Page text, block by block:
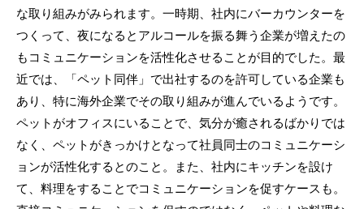
な取り組みがみられます。一時期、社内にバーカウンターを
つくって、夜になるとアルコールを振る舞う企業が増えたの
もコミュニケーションを活性化させることが目的でした。最
近では、「ペット同伴」で出社するのを許可している企業も
あり、特に海外企業でその取り組みが進んでいるようです。
ペットがオフィスにいることで、気分が癒されるばかりでは
なく、ペットがきっかけとなって社員同士のコミュニケーシ
ョンが活性化するとのこと。また、社内にキッチンを設け
て、料理をすることでコミュニケーションを促すケースも。